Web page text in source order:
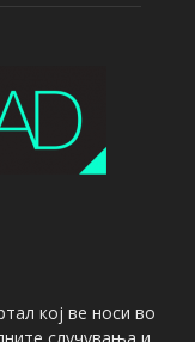
кој ве носи во